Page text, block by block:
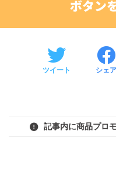
ツイート シェア
記事内に商品プロ